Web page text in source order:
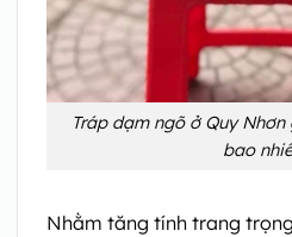
Tráp dạm ngõ ở Quy
bao
Nhằm tăng tính trang